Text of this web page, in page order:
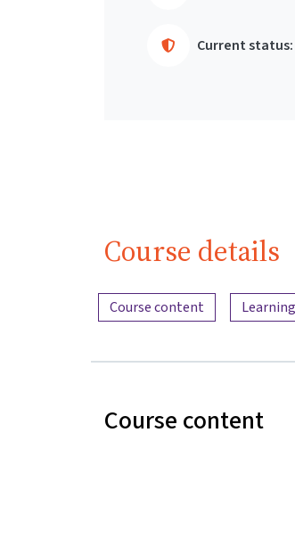
Current status:
Course details
Content overview
Course content
Course content